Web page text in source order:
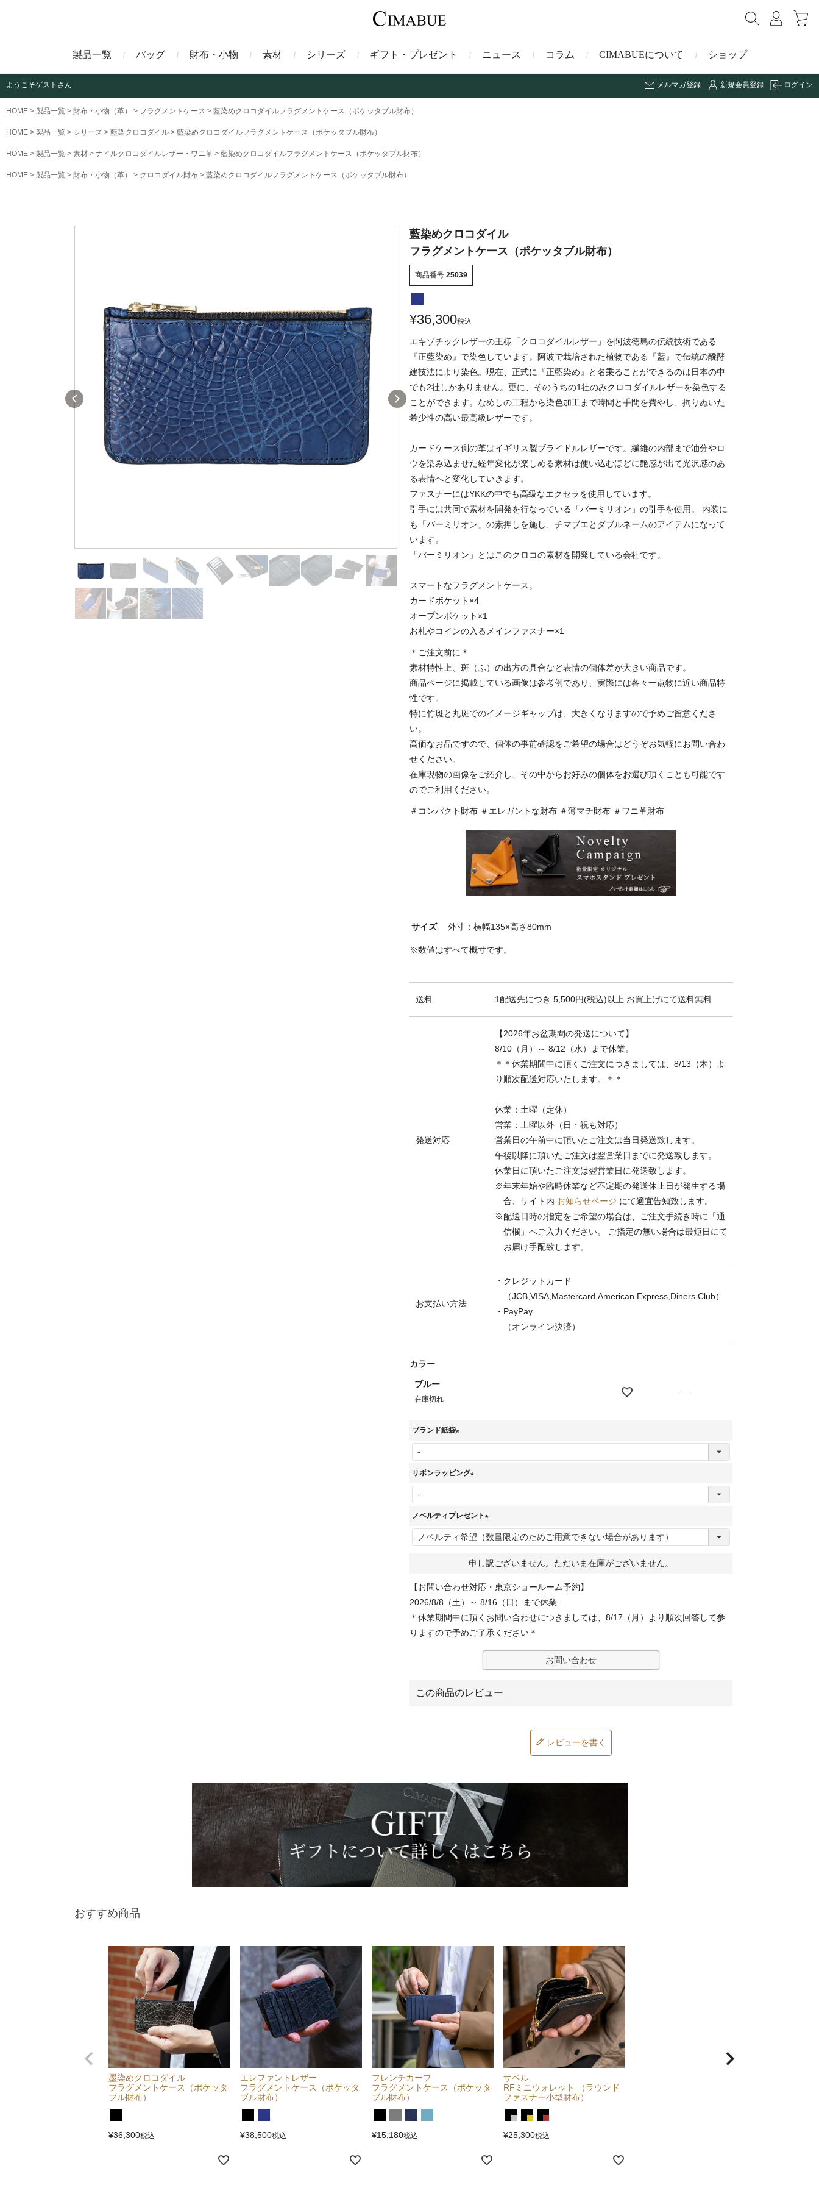
製品一覧 バッグ
ビジネスバッグ トートバッグ バックパック・リュック ショルダーバッグ
財布・小物
長財布 ミドルウォレット 二つ折り財布 ミニ財布
クロコダイル財布 コードバン財布
素材 シリーズ
アニリンコードバン エレファント ガルーシャ サベル マルゴー
トゥールーズ グレイン ブレルノ
ヒマラヤクロコダイル
ギフト・プレゼント ニュース コラム CIMABUEについて ショップ
ようこそゲストさん メルマガ登録 新規会員登録 ログイン
HOME 製品一覧 財布・小物（革） フラグメントケース 藍染めクロコダイルフラグメントケース（ポケッタブル財布）
HOME 製品一覧 シリーズ 藍染クロコダイル 藍染めクロコダイルフラグメントケース（ポケッタブル財布）
HOME 製品一覧 素材 ナイルクロコダイルレザー・ワニ革 藍染めクロコダイルフラグメントケース（ポケッタブル財布）
HOME 製品一覧 財布・小物（革） クロコダイル財布 藍染めクロコダイルフラグメントケース（ポケッタブル財布）
藍染めクロコダイル
フラグメントケース（ポケッタブル財布）
商品番号 25039
¥36,300税込
エキゾチックレザーの王様「クロコダイルレザー」を阿波徳島の伝統技術である
『正藍染め』で染色しています。阿波で栽培された植物である『藍』で伝統の醗酵
建技法により染色。現在、正式に『正藍染め』と名乗ることができるのは日本の中
でも2社しかありません。更に、そのうちの1社のみクロコダイルレザーを染色する
ことができます。なめしの工程から染色加工まで時間と手間を費やし、拘りぬいた
希少性の高い最高級レザーです。
カードケース側の革はイギリス製ブライドルレザーです。繊維の内部まで油分やロ
ウを染み込ませた経年変化が楽しめる素材は使い込むほどに艶感が出て光沢感のあ
る表情へと変化していきます。
ファスナーにはYKKの中でも高級なエクセラを使用しています。
引手には共同で素材を開発を行なっている「バーミリオン」の引手を使用。 内装に
も「バーミリオン」の素押しを施し、チマブエとダブルネームのアイテムになって
います。
「バーミリオン」とはこのクロコの素材を開発している会社です。
スマートなフラグメントケース。
カードボケット×4
オープンポケット×1
お札やコインの入るメインファスナー×1
＊ご注文前に＊
素材特性上、斑（ふ）の出方の具合など表情の個体差が大きい商品です。
商品ページに掲載している画像は参考例であり、実際には各々一点物に近い商品特
性です。
特に竹斑と丸斑でのイメージギャップは、大きくなりますので予めご留意くださ
い。
高価なお品ですので、個体の事前確認をご希望の場合はどうぞお気軽にお問い合わ
せください。
在庫現物の画像をご紹介し、その中からお好みの個体をお選び頂くことも可能です
のでご利用ください。
＃コンパクト財布 ＃エレガントな財布 ＃薄マチ財布 ＃ワニ革財布
サイズ 外寸：横幅135×高さ80mm
※数値はすべて概寸です。
送料 1配送先につき 5,500円(税込)以上 お買上げにて送料無料
発送対応
【2026年お盆期間の発送について】
8/10（月）～ 8/12（水）まで休業。
＊＊休業期間中に頂くご注文につきましては、8/13（木）よ
り順次配送対応いたします。＊＊
休業：土曜（定休）
営業：土曜以外（日・祝も対応）
営業日の午前中に頂いたご注文は当日発送致します。
午後以降に頂いたご注文は翌営業日までに発送致します。
休業日に頂いたご注文は翌営業日に発送致します。
※年末年始や臨時休業など不定期の発送休止日が発生する場
合、サイト内 お知らせページ にて適宜告知致します。
※配送日時の指定をご希望の場合は、ご注文手続き時に「通
信欄」へご入力ください。 ご指定の無い場合は最短日にて
お届け手配致します。
お支払い方法
・クレジットカード
（JCB,VISA,Mastercard,American Express,Diners Club）
・PayPay
（オンライン決済）
カラー
ブルー
在庫切れ
—
ブランド紙袋
必
須
リボンラッピング
必
須
)
ノベルティプレゼント
(
必
須
申し訳ございません。ただいま在庫がございません。
【お問い合わせ対応・東京ショールーム予約】
2026/8/8（土）～ 8/16（日）まで休業
＊休業期間中に頂くお問い合わせにつきましては、8/17（月）より順次回答して参
りますので予めご了承ください＊
お問い合わせ
レビューを書く
おすすめ商品
墨染めクロコダイル
フラグメントケース（ポケッタ
ブル財布）
¥36,300税込
エレファントレザー
フラグメントケース（ポケッタ
ブル財布）
¥38,500税込
フレンチカーフ
フラグメントケース（ポケッタ
ブル財布）
¥15,180税込
サベル
RFミニウォレット （ラウンド
ファスナー小型財布）
¥25,300税込